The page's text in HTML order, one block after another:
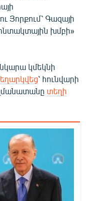
Յորքում՝ Գազայի
խմբի»
կմեկնի
՝ հունվարի
տեղի